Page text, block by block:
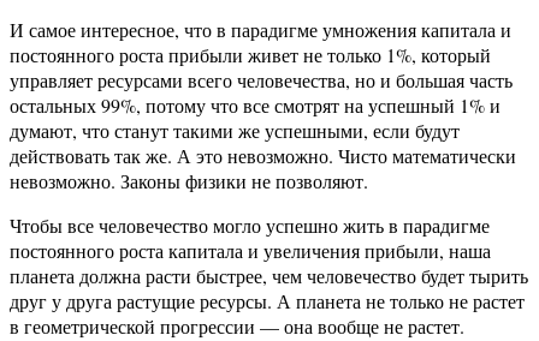
И самое интересное, что в парадигме умножения капитала и
постоянного роста прибыли живет не только 1%, который
управляет ресурсами всего человечества, но и большая часть
остальных 99%, потому что все смотрят на успешный 1% и
думают, что станут такими же успешными, если будут
действовать так же. А это невозможно. Чисто математически
невозможно. Законы физики не позволяют.
Чтобы все человечество могло успешно жить в парадигме
постоянного роста капитала и увеличения прибыли, наша
планета должна расти быстрее, чем человечество будет тырить
друг у друга растущие ресурсы. А планета не только не растет
в геометрической прогрессии — она вообще не растет.